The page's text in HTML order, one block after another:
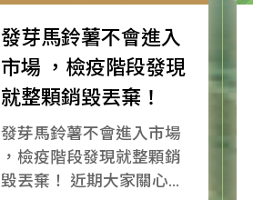
發芽馬鈴薯不會進入
市場 ，檢疫階段發現
就整顆銷毀丟棄！
發芽馬鈴薯不會進入市場
，檢疫階段發現就整顆銷
毀丟棄！ 近期大家關心的